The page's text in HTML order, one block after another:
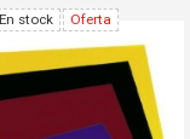
En stock Oferta